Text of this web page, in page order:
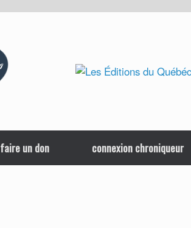
faire un don connexion chroniqueur